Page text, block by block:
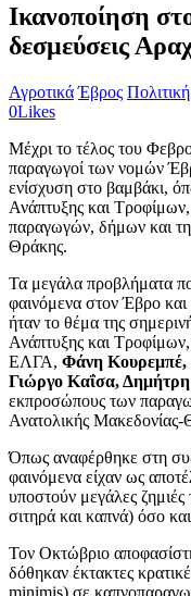
Ικανοποίηση
δεσμεύσεις
Αγροτικά Έβρος Πολιτική
0Likes
Μέχρι το τέλος του
παραγωγοί των νομών
ενίσχυση στο βαμβάκι,
Ανάπτυξης και
παραγωγών, δήμων και
Θράκης.
Τα μεγάλα προβλήματα
φαινόμενα στον Έβρο
ήταν το θέμα της
Ανάπτυξης και
ΕΛΓΑ, Φάνη Κουρεμπέ,
Γιώργο Καΐσα, Δημήτρη
εκπροσώπους των
Ανατολικής Μακεδονίας-
Όπως αναφέρθηκε στη
φαινόμενα είχαν ως
υποστούν μεγάλες
σιτηρά και καπνά) όσο
Τον Οκτώβριο
δόθηκαν έκτακτες
minimis) σε